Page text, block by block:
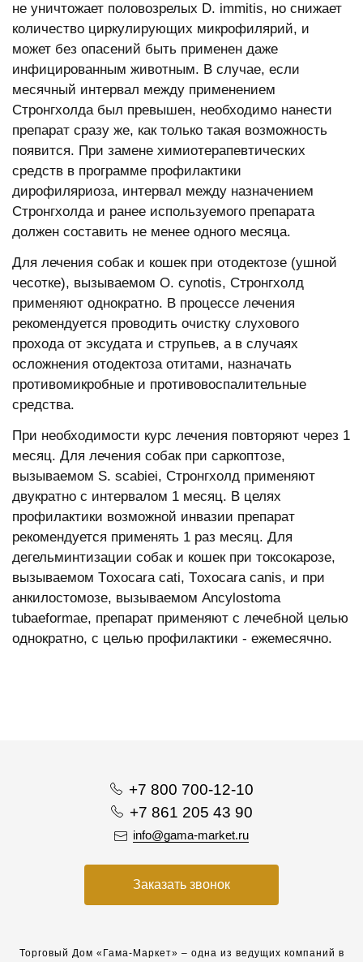
не уничтожает половозрелых D. immitis, но снижает
количество циркулирующих микрофилярий, и
может без опасений быть применен даже
инфицированным животным. В случае, если
месячный интервал между применением
Стронгхолда был превышен, необходимо нанести
препарат сразу же, как только такая возможность
появится. При замене химиотерапевтических
средств в программе профилактики
дирофиляриоза, интервал между назначением
Стронгхолда и ранее используемого препарата
должен составить не менее одного месяца.
Для лечения собак и кошек при отодектозе (ушной
чесотке), вызываемом O. сynоtis, Стронгхолд
применяют однократно. В процессе лечения
рекомендуется проводить очистку слухового
прохода от эксудата и струпьев, а в случаях
осложнения отодектоза отитами, назначать
противомикробные и противовоспалительные
средства.
При необходимости курс лечения повторяют через 1
месяц. Для лечения собак при саркоптозе,
вызываемом S. sсabiei, Стронгхолд применяют
двукратно с интервалом 1 месяц. В целях
профилактики возможной инвазии препарат
рекомендуется применять 1 раз месяц. Для
дегельминтизации собак и кошек при токсокарозе,
вызываемом Tоxосara сati, Tоxосara сanis, и при
анкилостомозе, вызываемом Anсylоstоma
tubaefоrmae, препарат применяют с лечебной целью
однократно, с целью профилактики - ежемесячно.
+7 800 700-12-10
+7 861 205 43 90
info@gama-market.ru
Заказать звонок
Торговый Дом «Гама-Маркет» – одна из ведущих компаний в